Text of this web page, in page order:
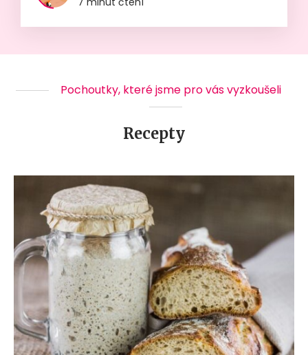
Pochoutky, které jsme pro vás vyzkoušeli
Recepty